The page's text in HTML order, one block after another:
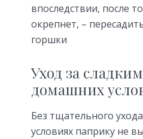
впоследствии, после
окрепнет, –
горшки
Уход за
домашних
Без тщательного
условиях паприку не